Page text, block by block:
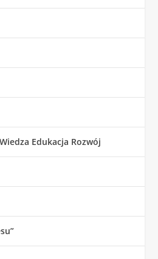
Edukacja Rozwój